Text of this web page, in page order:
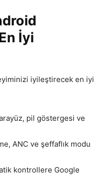
İyi
iyileştirecek en iyi
pil göstergesi ve
ANC ve şeffaflık modu
kontrollere Google